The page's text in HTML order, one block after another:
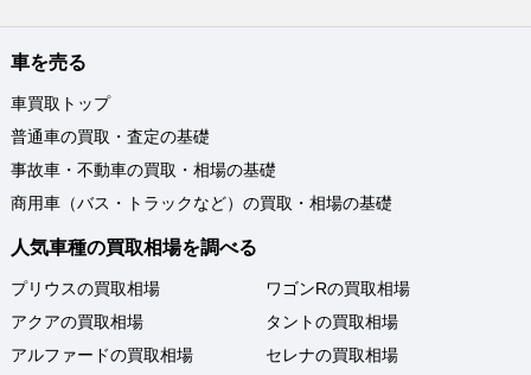
車を売る
車買取トップ
普通車の買取・査定の基礎
事故車・不動車の買取・相場の基礎
商用車（バス・トラックなど）の買取・相場の基礎
人気車種の買取相場を調べる
プリウスの買取相場
アクアの買取相場
アルファードの買取相場
ワゴンRの買取相場
タントの買取相場
セレナの買取相場